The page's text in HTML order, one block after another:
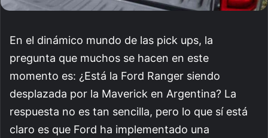
En el dinámico mundo de las pick ups, la
pregunta que muchos se hacen en este
momento es: ¿Está la Ford Ranger siendo
desplazada por la Maverick en Argentina? La
respuesta no es tan sencilla, pero lo que sí está
claro es que Ford ha implementado una